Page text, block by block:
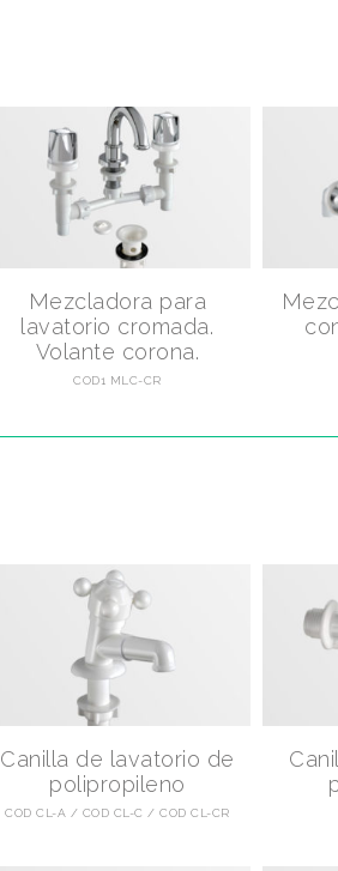
Mezcladora para
lavatorio cromada.
Volante corona.
COD1 MLC-CR
Canilla de lavatorio de
polipropileno
COD CL-A COD CL-C COD CL-CR